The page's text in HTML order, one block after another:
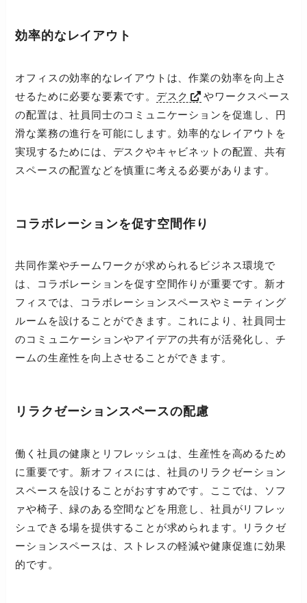
効率的なレイアウト
オフィスの効率的なレイアウトは、作業の効率を向上さ
せるために必要な要素です。 デスク
やワークスペース
の配置は、社員同士のコミュニケーションを促進し、円
滑な業務の進行を可能にします。効率的なレイアウトを
実現するためには、デスクやキャビネットの配置、共有
スペースの配置などを慎重に考える必要があります。
コラボレーションを促す空間作り
共同作業やチームワークが求められるビジネス環境で
は、コラボレーションを促す空間作りが重要です。新オ
フィスでは、コラボレーションスペースやミーティング
ルームを設けることができます。これにより、社員同士
のコミュニケーションやアイデアの共有が活発化し、チ
ームの生産性を向上させることができます。
リラクゼーションスペースの配慮
働く社員の健康とリフレッシュは、生産性を高めるため
に重要です。新オフィスには、社員のリラクゼーション
スペースを設けることがおすすめです。ここでは、ソフ
ァや椅子、緑のある空間などを用意し、社員がリフレッ
シュできる場を提供することが求められます。リラクゼ
ーションスペースは、ストレスの軽減や健康促進に効果
的です。